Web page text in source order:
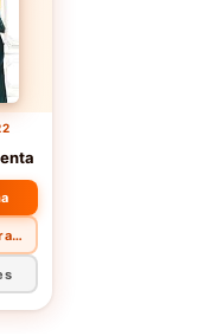
✨ Muestra gratis